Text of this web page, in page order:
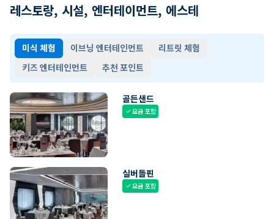
레스토랑, 시설, 엔터테이먼트, 에스테
미식 체험 이브닝 엔터테인먼트
리트릿 체험
키즈 엔터테인먼트
추천 포인트
골든샌드
check요금 포함
실버돌핀
check요금 포함